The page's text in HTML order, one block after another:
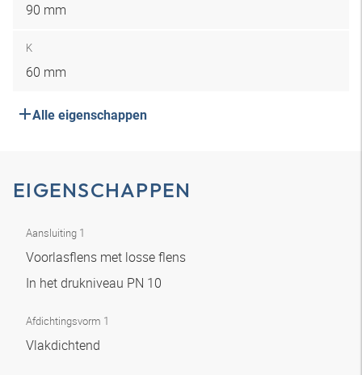
90 mm
K
60 mm
Alle eigenschappen
EIGENSCHAPPEN
Aansluiting 1
Voorlasflens met losse flens
In het drukniveau PN 10
Afdichtingsvorm 1
Vlakdichtend